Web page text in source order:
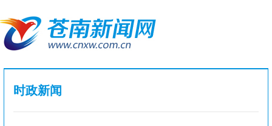
时政新闻